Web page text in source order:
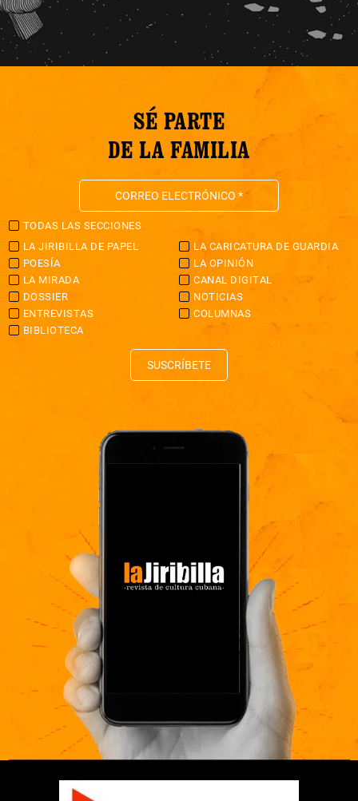
SÉ PARTE
DE LA FAMILIA
TODAS LAS SECCIONES
LA JIRIBILLA DE PAPEL
LA CARICATURA DE GUARDIA
POESÍA
LA OPINIÓN
LA MIRADA
CANAL DIGITAL
DOSSIER
NOTICIAS
ENTREVISTAS
COLUMNAS
BIBLIOTECA
SUSCRÍBETE